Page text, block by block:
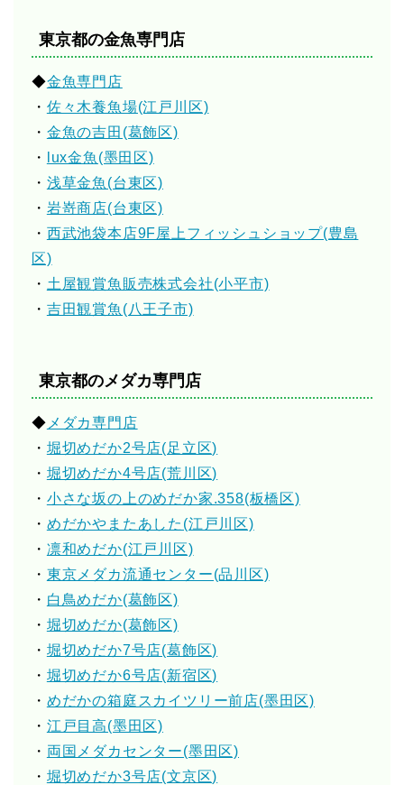
東京都の金魚専門店
◆金魚専門店
・ 佐々木養魚場(江戸川区)
・ 金魚の吉田(葛飾区)
・
lux金魚(墨田区)
・ 浅草金魚(台東区)
・ 岩嵜商店(台東区)
・ 西武池袋本店9F屋上フィッシュショップ(豊島
区)
・ 土屋観賞魚販売株式会社(小平市)
・ 吉田観賞魚(八王子市)
東京都のメダカ専門店
◆ メダカ専門店
・ 堀切めだか2号店(足立区)
・ 堀切めだか4号店(荒川区)
・ 小さな坂の上のめだか家.358(板橋区)
・ めだかやまたあした(江戸川区)
・ 凛和めだか(江戸川区)
・ 東京メダカ流通センター(品川区)
・ 白鳥めだか(葛飾区)
・ 堀切めだか(葛飾区)
・ 堀切めだか7号店(葛飾区)
・ 堀切めだか6号店(新宿区)
・ めだかの箱庭スカイツリー前店(墨田区)
・ 江戸目高(墨田区)
・ 両国メダカセンター(墨田区)
・ 堀切めだか3号店(文京区)